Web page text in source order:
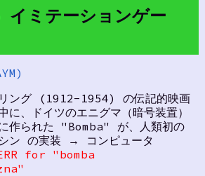
ミテーションゲー
リング (1912-1954) の伝記的映画
に、ドイツのエニグマ（暗号装置）
作られた "Bomba" が、人類初の
ン の実装 → コンピュータ
for "bomba